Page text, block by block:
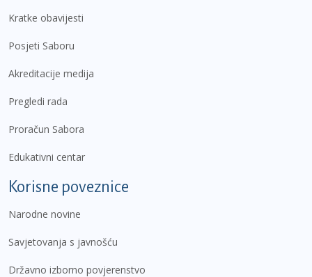
Kratke obavijesti
Posjeti Saboru
Akreditacije medija
Pregledi rada
Proračun Sabora
Edukativni centar
Korisne poveznice
Narodne novine
Savjetovanja s javnošću
Državno izborno povjerenstvo